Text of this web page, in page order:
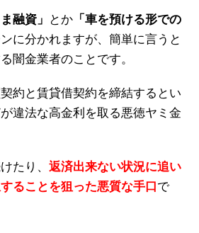
融資」 とか 「車を預ける形での
に分かれますが、簡単に言うと
闇金業者のことです。
約と賃貸借契約を締結するとい
違法な高金利を取る悪徳ヤミ金
たり、 返済出来ない状況に追い
ることを狙った悪質な手口 で